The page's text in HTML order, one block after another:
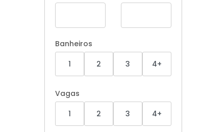
Banheiros
1
2 3 4+
Vagas
1
2 3 4+